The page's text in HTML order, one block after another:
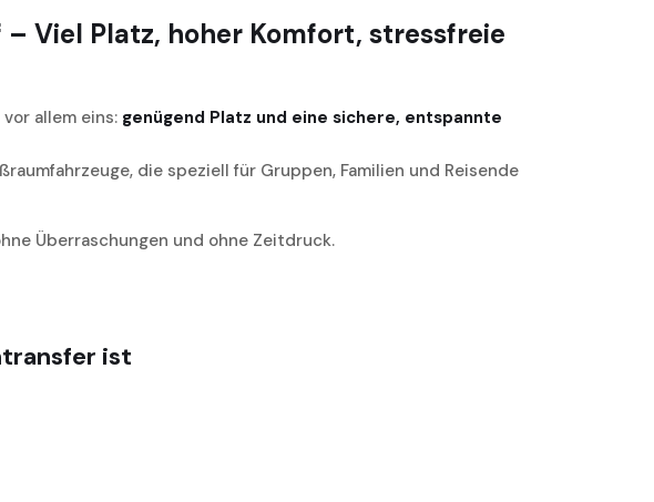
Viel Platz, hoher Komfort, stressfreie
allem eins: genügend Platz und eine sichere, entspannte
die speziell für Gruppen, Familien und Reisende
Überraschungen und ohne Zeitdruck.
ist